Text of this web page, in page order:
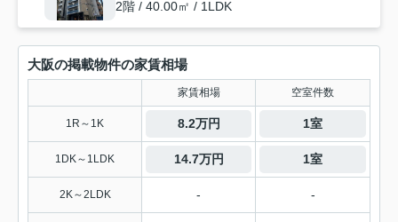
2階 / 40.00㎡ / 1LDK
大阪の掲載物件の家賃相場
家賃相場 空室件数
1R～1K 8.2万円 1室
1DK～1LDK 14.7万円 1室
2K～2LDK - -